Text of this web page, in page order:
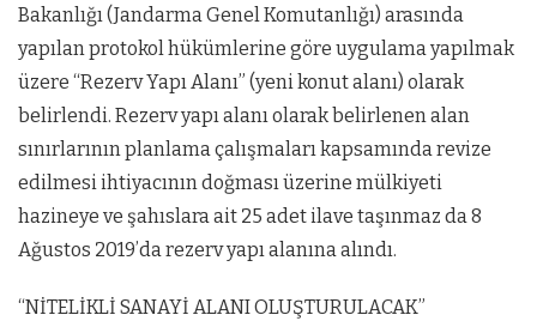
Bakanlığı (Jandarma Genel Komutanlığı) arasında
yapılan protokol hükümlerine göre uygulama yapılmak
üzere “Rezerv Yapı Alanı” (yeni konut alanı) olarak
belirlendi. Rezerv yapı alanı olarak belirlenen alan
sınırlarının planlama çalışmaları kapsamında revize
edilmesi ihtiyacının doğması üzerine mülkiyeti
hazineye ve şahıslara ait 25 adet ilave taşınmaz da 8
Ağustos 2019’da rezerv yapı alanına alındı.
“NİTELİKLİ SANAYİ ALANI OLUŞTURULACAK”